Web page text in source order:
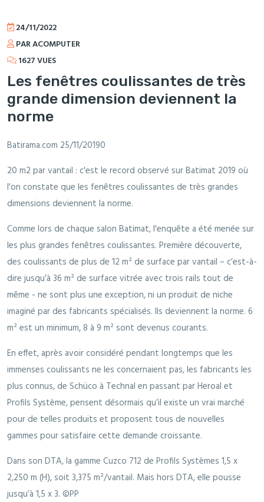
24/11/2022
PAR ACOMPUTER
1627 VUES
Les fenêtres coulissantes de très
grande dimension deviennent la
norme
Batirama.com 25/11/20190
20 m2 par vantail : c'est le record observé sur Batimat 2019 où
l'on constate que les fenêtres coulissantes de très grandes
dimensions deviennent la norme.
Comme lors de chaque salon Batimat, l'enquête a été menée sur
les plus grandes fenêtres coulissantes. Première découverte,
des coulissants de plus de 12 m² de surface par vantail – c’est-à-
dire jusqu’à 36 m² de surface vitrée avec trois rails tout de
même - ne sont plus une exception, ni un produit de niche
imaginé par des fabricants spécialisés. Ils deviennent la norme. 6
m² est un minimum, 8 à 9 m² sont devenus courants.
En effet, après avoir considéré pendant longtemps que les
immenses coulissants ne les concernaient pas, les fabricants les
plus connus, de Schüco à Technal en passant par Heroal et
Profils Système, pensent désormais qu’il existe un vrai marché
pour de telles produits et proposent tous de nouvelles
gammes pour satisfaire cette demande croissante.
Dans son DTA, la gamme Cuzco 712 de Profils Systèmes 1,5 x
2,250 m (H), soit 3,375 m²/vantail. Mais hors DTA, elle pousse
jusqu’à 1,5 x 3. ©PP